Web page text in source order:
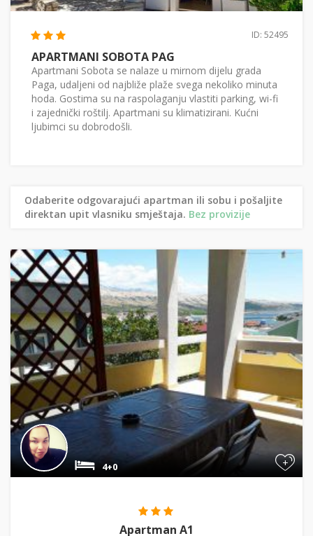
ID: 52495
APARTMANI SOBOTA PAG
Apartmani Sobota se nalaze u mirnom dijelu grada
Paga, udaljeni od najbliže plaže svega nekoliko minuta
hoda. Gostima su na raspolaganju vlastiti parking, wi-fi
i zajednički roštilj. Apartmani su klimatizirani. Kućni
ljubimci su dobrodošli.
Odaberite odgovarajući apartman ili sobu i pošaljite
direktan upit vlasniku smještaja. Bez provizije
+
4+0
Apartman A1